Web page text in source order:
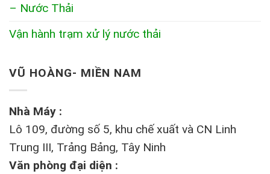
– Nước Thải
Vận hành trạm xử lý nước thải
VŨ HOÀNG- MIỀN NAM
Nhà Máy :
Lô 109, đường số 5, khu chế xuất và CN Linh
Trung III, Trảng Bảng, Tây Ninh
Văn phòng đại diện :